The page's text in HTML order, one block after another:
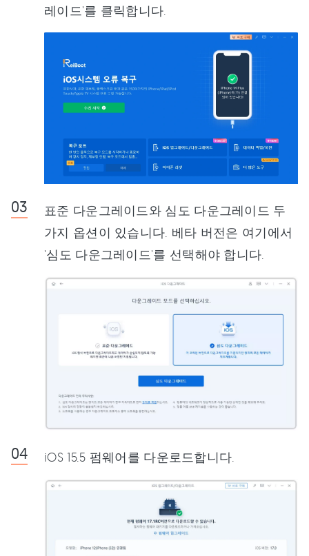
레이드'를 클릭합니다.
표준 다운그레이드와 심도 다운그레이드 두
가지 옵션이 있습니다. 베타 버전은 여기에서
'심도 다운그레이드'를 선택해야 합니다.
iOS 15.5 펌웨어를 다운로드합니다.